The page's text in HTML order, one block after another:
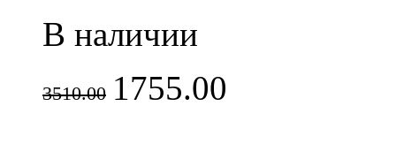
В наличии
3510.00 1755.00